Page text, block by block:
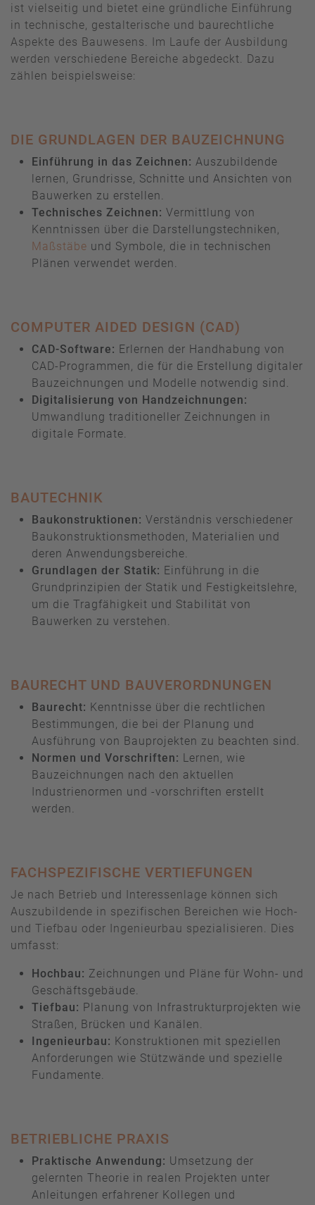
ist vielseitig und bietet eine gründliche Einführung
in technische, gestalterische und baurechtliche
Aspekte des Bauwesens. Im Laufe der Ausbildung
werden verschiedene Bereiche abgedeckt. Dazu
zählen beispielsweise:
DIE GRUNDLAGEN DER BAUZEICHNUNG
Einführung in das Zeichnen: Auszubildende
lernen, Grundrisse, Schnitte und Ansichten von
Bauwerken zu erstellen.
Technisches Zeichnen: Vermittlung von
Kenntnissen über die Darstellungstechniken,
Maßstäbe und Symbole, die in technischen
Plänen verwendet werden.
COMPUTER AIDED DESIGN (CAD)
CAD-Software: Erlernen der Handhabung von
CAD-Programmen, die für die Erstellung digitaler
Bauzeichnungen und Modelle notwendig sind.
Digitalisierung von Handzeichnungen:
Umwandlung traditioneller Zeichnungen in
digitale Formate.
BAUTECHNIK
Baukonstruktionen: Verständnis verschiedener
Baukonstruktionsmethoden, Materialien und
deren Anwendungsbereiche.
Grundlagen der Statik: Einführung in die
Grundprinzipien der Statik und Festigkeitslehre,
um die Tragfähigkeit und Stabilität von
Bauwerken zu verstehen.
BAURECHT UND BAUVERORDNUNGEN
Baurecht: Kenntnisse über die rechtlichen
Bestimmungen, die bei der Planung und
Ausführung von Bauprojekten zu beachten sind.
Normen und Vorschriften: Lernen, wie
Bauzeichnungen nach den aktuellen
Industrienormen und -vorschriften erstellt
werden.
FACHSPEZIFISCHE VERTIEFUNGEN
Je nach Betrieb und Interessenlage können sich
Auszubildende in spezifischen Bereichen wie Hoch-
und Tiefbau oder Ingenieurbau spezialisieren. Dies
umfasst:
Hochbau: Zeichnungen und Pläne für Wohn- und
Geschäftsgebäude.
Tiefbau: Planung von Infrastrukturprojekten wie
Straßen, Brücken und Kanälen.
Ingenieurbau: Konstruktionen mit speziellen
Anforderungen wie Stützwände und spezielle
Fundamente.
BETRIEBLICHE PRAXIS
Praktische Anwendung: Umsetzung der
gelernten Theorie in realen Projekten unter
Anleitungen erfahrener Kollegen und